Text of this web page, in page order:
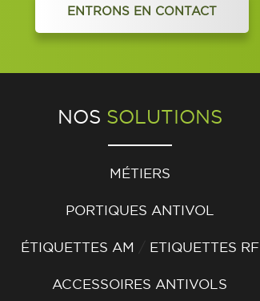
ENTRONS EN CONTACT
NOS SOLUTIONS
MÉTIERS
PORTIQUES ANTIVOL
ÉTIQUETTES AM ETIQUETTES RF
ACCESSOIRES ANTIVOLS